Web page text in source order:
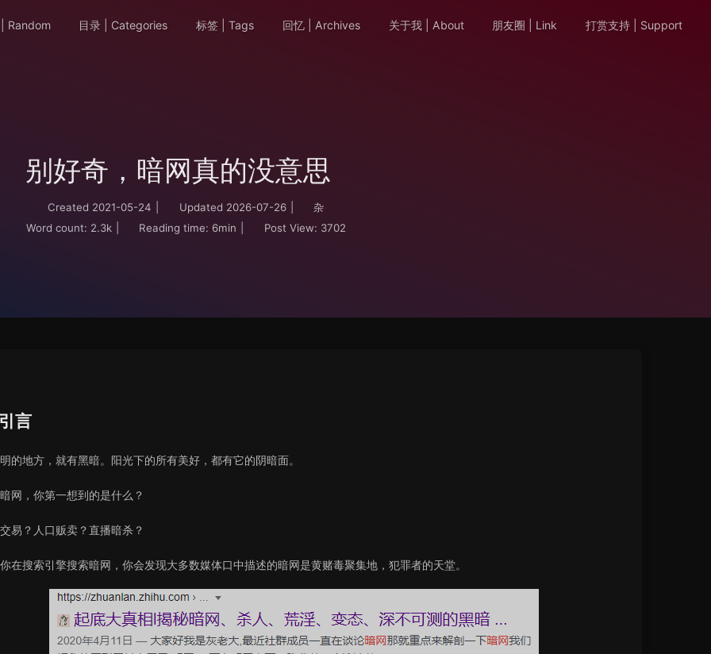
Random 目录 | Categories 标签 | Tags 回忆 | Archives 关于我 | About 朋友圈 | Link 打赏支持 | Support
别好奇，暗网真的没意思
Created 2021-05-24 Updated 2026-07-26
杂
Word count: 2.3k Reading time: 6min Post View: 3702
言
的地方，就有黑暗。阳光下的所有美好，都有它的阴暗面。
网，你第一想到的是什么？
易？人口贩卖？直播暗杀？
在搜索引擎搜索暗网，你会发现大多数媒体口中描述的暗网是黄赌毒聚集地，犯罪者的天堂。